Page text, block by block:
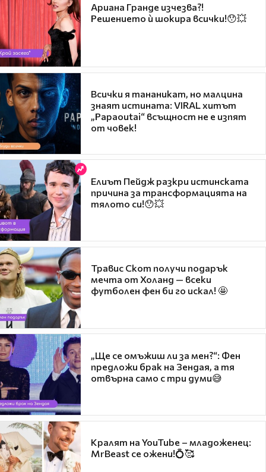
Ариана Гранде изчезва?!
Решението ѝ шокира всички!😯💥
Всички я тананикат, но малцина
знаят истината: VIRAL хитът
„Papaoutai“ всъщност не е изпят
от човек!
Елиът Пейдж разкри истинската
причина за трансформацията на
тялото си!😯💥
Травис Скот получи подарък
мечта от Холанд — всеки
футболен фен би го искал! 🤩
„Ще се омъжиш ли за мен?“: Фен
предложи брак на Зендая, а тя
отвърна само с три думи😅
Кралят на YouTube – младоженец:
MrBeast се ожени!💍🥰